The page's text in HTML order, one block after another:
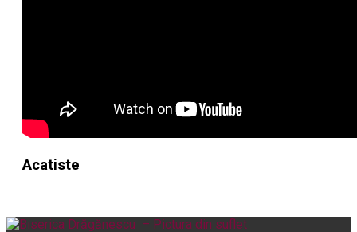
Acatiste